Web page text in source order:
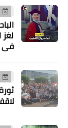
*مؤسسة
عيد
في